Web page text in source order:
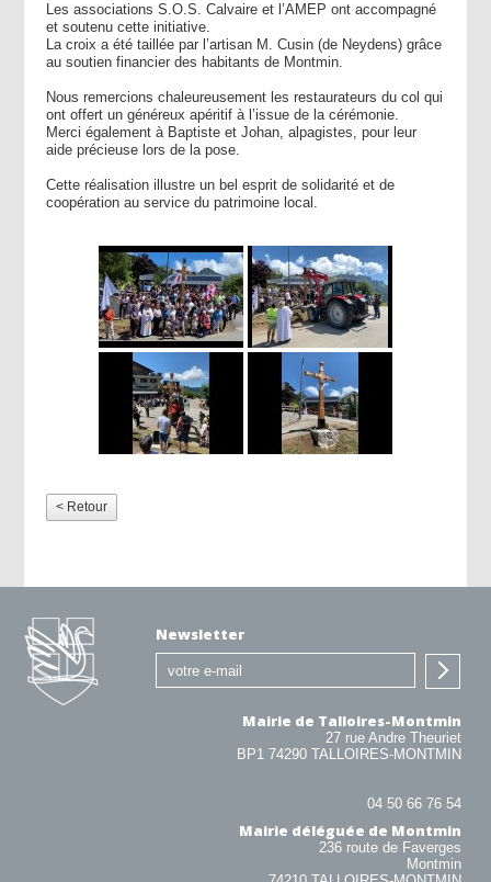
Les associations S.O.S. Calvaire et l’AMEP ont accompagné
et soutenu cette initiative.
La croix a été taillée par l’artisan M. Cusin (de Neydens) grâce
au soutienfinancier des habitants de Montmin.
Nous remercions chaleureusement les restaurateurs du col qui
ont offert un généreux apéritif à l’issue de la cérémonie.
Merci également à Baptiste et Johan, alpagistes, pour leur
aide précieuse lors de la pose.
Cette réalisation illustre un bel esprit de solidarité et de
coopération au service du patrimoine local.
< Retour
Newsletter
Mairie de Talloires-Montmin
27 rue Andre Theuriet
BP1 74290 TALLOIRES-MONTMIN
04 50 66 76 54
Mairie déléguée de Montmin
236 route de Faverges
Montmin